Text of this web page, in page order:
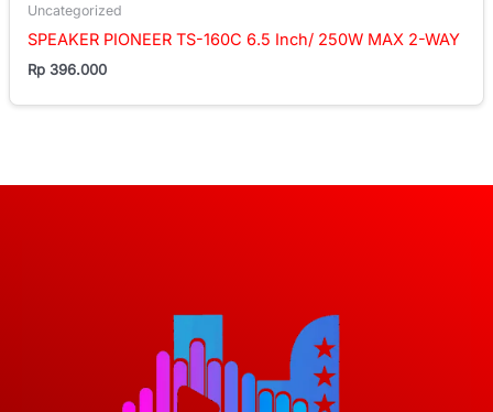
Uncategorized
SPEAKER PIONEER TS-160C 6.5 Inch/ 250W MAX 2-WAY
Rp 396.000